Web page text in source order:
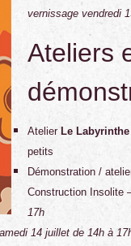
vernissage vendredi
Ateliers
AtelierLe
petits
Démonstration /
Construction Insolite
17h
amedi 14 juillet de 14h à